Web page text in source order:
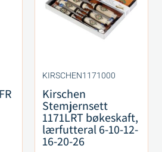
KIRSCHEN1171000
Kirschen
Stemjernsett
1171LRT bøkeskaft,
lærfutteral 6-10-12-
16-20-26